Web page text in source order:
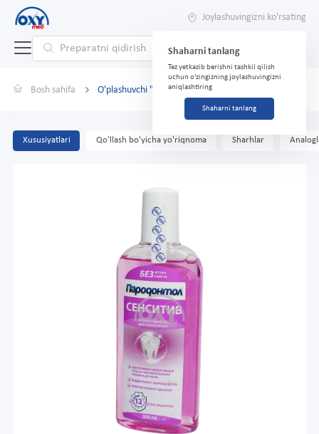
Joylashuvingizni ko'rsating
Shaharni tanlang
Tez yetkazib berishni tashkil qilish
uchun o'zingizning joylashuvingizni
aniqlashtiring
Shaharni tanlang
Bosh sahifa O'plashuvchi "Parodontol" sensitiv 300 ml
Xususiyatlari Qo'llash bo'yicha yo'riqnoma Sharhlar